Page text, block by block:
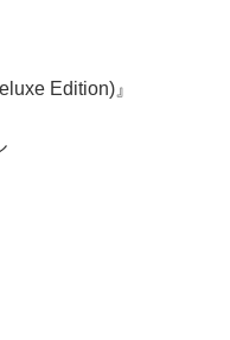
Edition)』